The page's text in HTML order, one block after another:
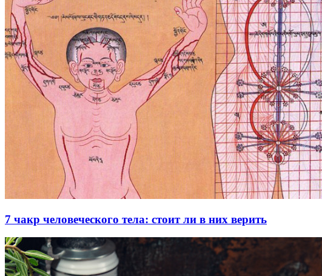
7 чакр человеческого тела: стоит ли в них верить